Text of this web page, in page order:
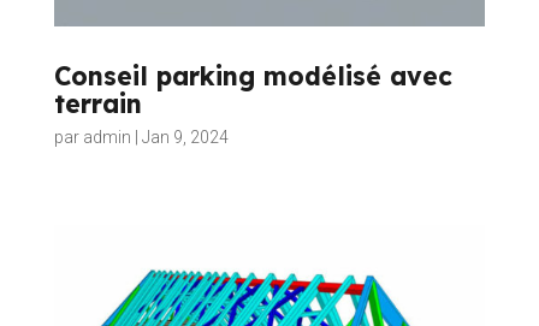
Conseil parking modélisé avec
terrain
par admin | Jan 9, 2024